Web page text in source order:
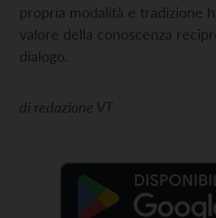
propria modalità e tradizione
valore della conoscenza
dialogo.
di redazione VT